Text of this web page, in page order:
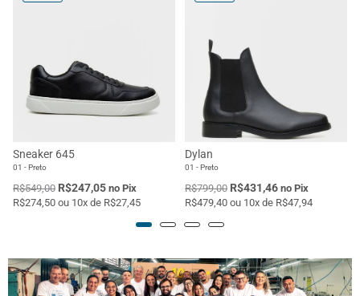
Sneaker 645
01 - Preto
R$549,00 R$247,05 no Pix
R$274,50 ou 10x de R$27,45
Dylan
01 - Preto
R$799,00 R$431,46 no Pix
R$479,40 ou 10x de R$47,94